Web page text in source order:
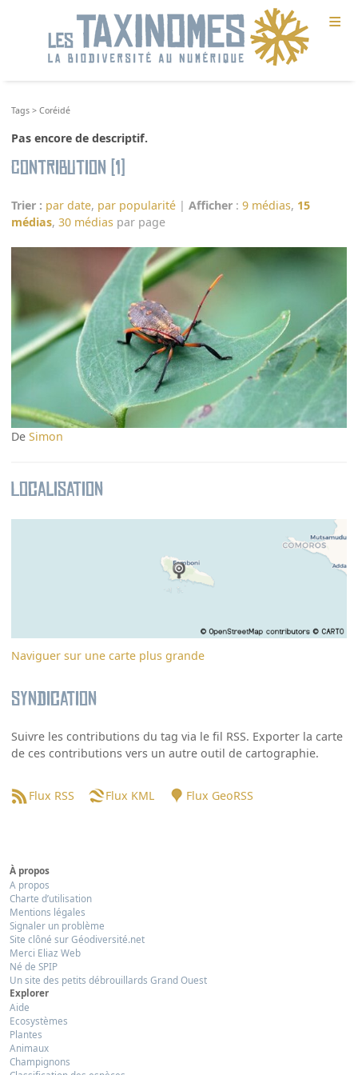
≡
Tags >Coréidé
Pas encore de descriptif.
Contribution (1)
Trier : par date, par popularité |Afficher :9 médias, 15
médias,30 médias par page
DeSimon
Localisation
Naviguer sur une carte plus grande
Syndication
Suivre les contributions du tag via le fil RSS. Exporter la carte
de ces contributions vers un autre outil de cartographie.
Flux RSS Flux KML Flux GeoRSS
À propos
A propos
Charte d’utilisation
Mentions légales
Signaler un problème
Site clôné sur Géodiversité.net
Merci Eliaz Web
Né de SPIP
Un site des petits débrouillards Grand Ouest
Explorer
Aide
Ecosystèmes
Plantes
Animaux
Champignons